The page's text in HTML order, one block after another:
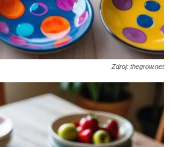
Zdroj: thegrow.net